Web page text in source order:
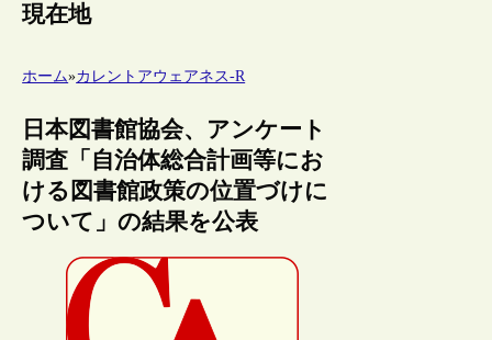
現在地
ホーム»カレントアウェアネス-R
日本図書館協会、アンケート
調査「自治体総合計画等にお
ける図書館政策の位置づけに
ついて」の結果を公表